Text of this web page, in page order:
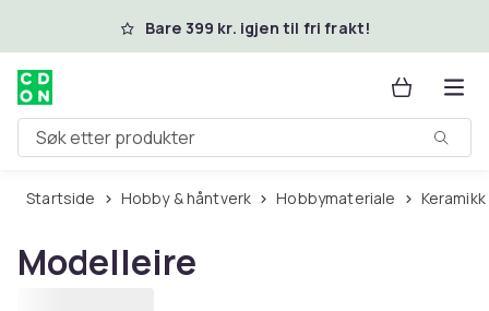
Hopp til hovedinnholdBare 399 kr. igjen til fri frakt!
Søk etter produkter
Startside Hobby & håntverk Hobbymateriale
Modelleire